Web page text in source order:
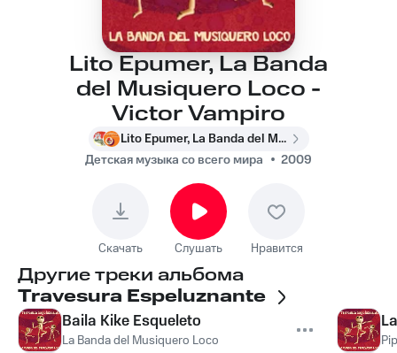
Lito Epumer, La Banda
del Musiquero Loco -
Victor Vampiro
Lito Epumer, La Banda del Musiquero Loco
Детская музыка со всего мира
2009
Скачать Слушать Нравится
Другие треки альбома
Travesura Espeluznante
Baila Kike Esqueleto
La Banda del Musiquero Loco